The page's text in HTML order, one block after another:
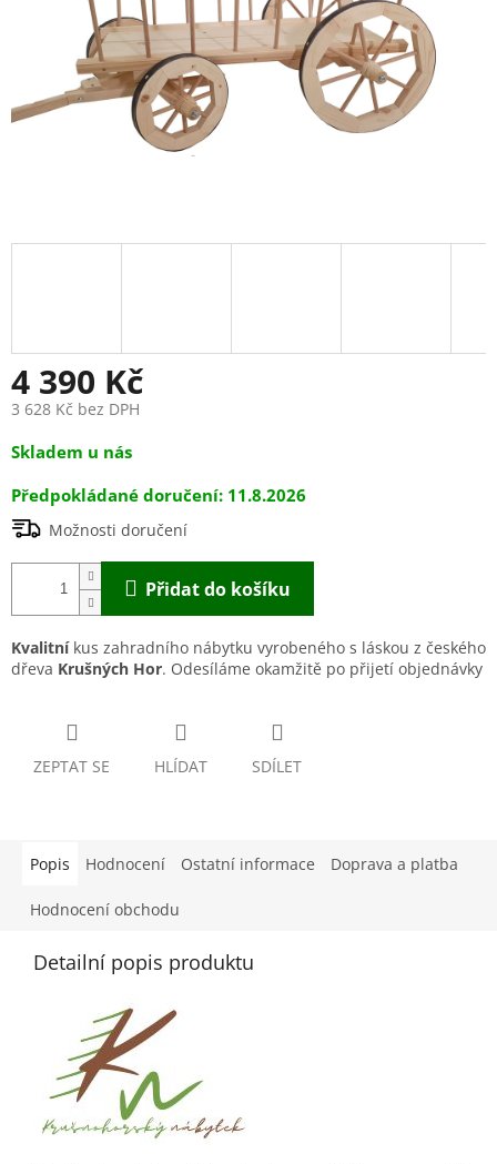
4 390 Kč
3 628 Kč bez DPH
Měrná
cena:
Skladem u nás
11.8.2026
Možnosti doručení
Přidat do košíku
Kvalitníkus zahradního nábytku vyrobeného s láskou z českého
dřeva Krušných Hor. Odesíláme okamžitě po přijetí objednávky
ZEPTAT SE HLÍDAT SDÍLET
Popis Hodnocení Ostatní informace Doprava a platba
Hodnocení obchodu
Detailní popis produktu